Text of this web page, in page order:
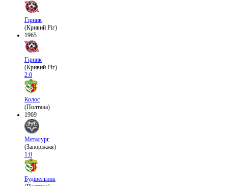
Гірник
(Кривий Ріг)
1965
Гірник
(Кривий Ріг)
2:0
Колос
(Полтава)
1969
Металург
(Запоріжжя)
1:0
Будівельник